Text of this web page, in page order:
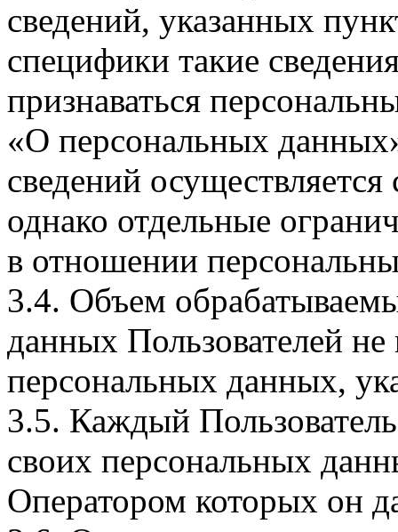
сведений, указанных
специфики такие
признаваться
«О персональных
сведений
однако отдельные
в отношении
3.4. Объем
данных Пользователей
персональных данных,
3.5. Каждый
своих персональных
Оператором которых он